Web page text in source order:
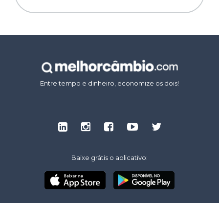
Entre tempo e dinheiro, economize os dois!
Baixe grátis o aplicativo: